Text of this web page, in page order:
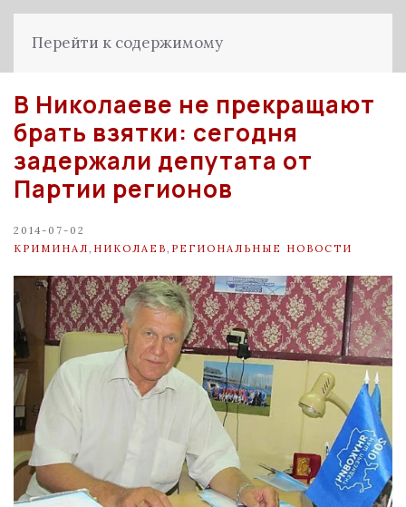
Перейти к содержимому
В Николаеве не прекращают
брать взятки: сегодня
задержали депутата от
Партии регионов
2014-07-02
КРИМИНАЛ НИКОЛАЕВ РЕГИОНАЛЬНЫЕ НОВОСТИ